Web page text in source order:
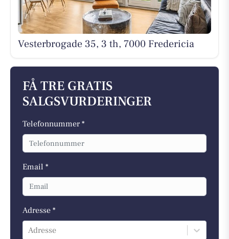
Vesterbrogade 35, 3 th, 7000 Fredericia
FÅ TRE GRATIS
SALGSVURDERINGER
Telefonnummer *
Email *
Adresse *
Adresse